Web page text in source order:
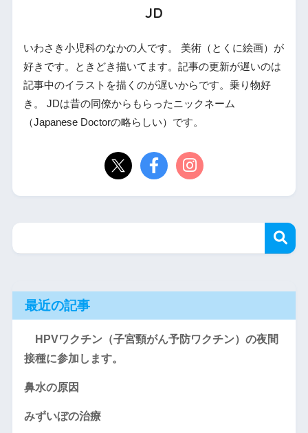
JD
いわさき小児科のなかの人です。 美術（とくに絵画）が
好きです。ときどき描いてます。記事の更新が遅いのは
記事中のイラストを描くのが遅いからです。乗り物好
き。 JDは昔の同僚からもらったニックネーム
（Japanese Doctorの略らしい）です。
最近の記事
HPVワクチン（子宮頸がん予防ワクチン）の夜間
接種に参加します。
鼻水の原因
みずいぼの治療